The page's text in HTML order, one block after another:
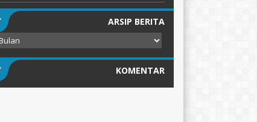
ARSIP BERITA
KOMENTAR